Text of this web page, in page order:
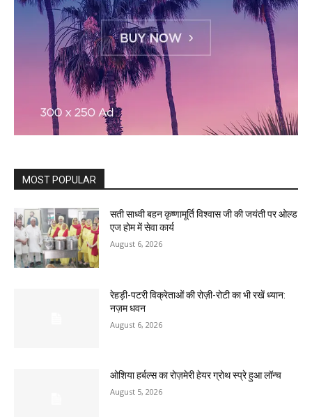
MOST POPULAR
सती साध्वी बहन कृष्णामूर्ति विश्वास जी की जयंती पर ओल्ड
एज होम में सेवा कार्य
August 6, 2026
रेहड़ी-पटरी विक्रेताओं की रोज़ी-रोटी का भी रखें ध्यान:
नज़म धवन
August 6, 2026
ओशिया हर्बल्स का रोज़मेरी हेयर ग्रोथ स्प्रे हुआ लॉन्च
August 5, 2026